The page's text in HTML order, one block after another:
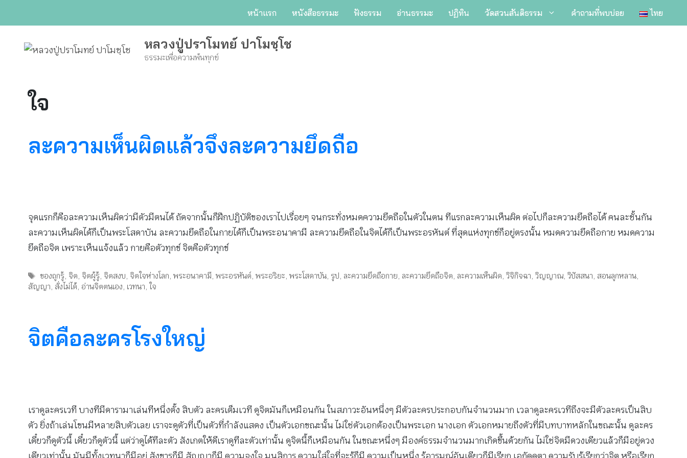
หน้าแรก หนังสือธรรมะ ฟังธรรม อ่านธรรมะ ปฏิทิน วัดสวนสันติธรรม คำถามที่พบบ่อย ไทย
หลวงปู่ปราโมทย์ ปาโมชฺโช
ธรรมะเพื่อความพ้นทุกข์
ใจ
ละความเห็นผิดแล้วจึงละความยึดถือ
จุดแรกก็คือละความเห็นผิดว่ามีตัวมีตนได้ ถัดจากนั้นก็ฝึกปฏิบัติของเราไปเรื่อยๆ จนกระทั่งหมดความยึดถือในตัวในตน ทีแรกละความเห็นผิด ต่อไปก็ละความยึดถือได้ คนละชั้นกัน
ละความเห็นผิดได้ก็เป็นพระโสดาบัน ละความยึดถือในกายได้ก็เป็นพระอนาคามี ละความยึดถือในจิตได้ก็เป็นพระอรหันต์ ที่สุดแห่งทุกข์ก็อยู่ตรงนั้น หมดความยึดถือกาย หมดความ
ยึดถือจิต เพราะเห็นแจ้งแล้ว กายคือตัวทุกข์ จิตคือตัวทุกข์
Tags
ของถูกรู้, จิต, จิตผู้รู้, จิตสงบ, จิตใจห่างโลก,พระอนาคามี,พระอรหันต์,พระอริยะ,พระโสดาบัน, รูป, ละความยึดถือกาย, ละความยึดถือจิต, ละความเห็นผิด,วิจิกิจฉา,วิญญาณ,วิปัสสนา, สอนลูกหลาน,
สัญญา, สั่งไม่ได้, อ่านจิตตนเอง, เวทนา, ใจ
จิตคือละครโรงใหญ่
เราดูละครเวที บางทีมีดารามาเล่นทีหนึ่งตั้ง สิบตัว ละครเต็มเวที ดูจิตมันก็เหมือนกัน ในสภาวะอันหนึ่งๆ มีตัวละครประกอบกันจำนวนมาก เวลาดูละครเวทีถึงจะมีตัวละครเป็นสิบ
ตัว ยิ่งถ้าเล่นโขนมีหลายสิบตัวเลย เราจะดูตัวที่เป็นตัวที่กำลังแสดง เป็นตัวเอกขณะนั้น ไม่ใช่ตัวเอกต้องเป็นพระเอก นางเอก ตัวเอกหมายถึงตัวที่มีบทบาทหลักในขณะนั้น ดูละคร
เดี๋ยวก็ดูตัวนี้ เดี๋ยวก็ดูตัวนี้ แต่ว่าดูได้ทีละตัว สังเกตให้ดีเราดูทีละตัวเท่านั้น ดูจิตนี้ก็เหมือนกัน ในขณะหนึ่งๆ มีองค์ธรรมจำนวนมากเกิดขึ้นด้วยกัน ไม่ใช่จิตมีดวงเดียวแล้วก็มีอยู่ดวง